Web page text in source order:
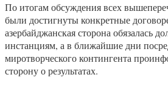
По итогам обсуждения всех
были достигнуты конкретные
азербайджанская сторона обязалась
инстанциям, а в ближайшие дни
миротворческого контингента
сторону о результатах.